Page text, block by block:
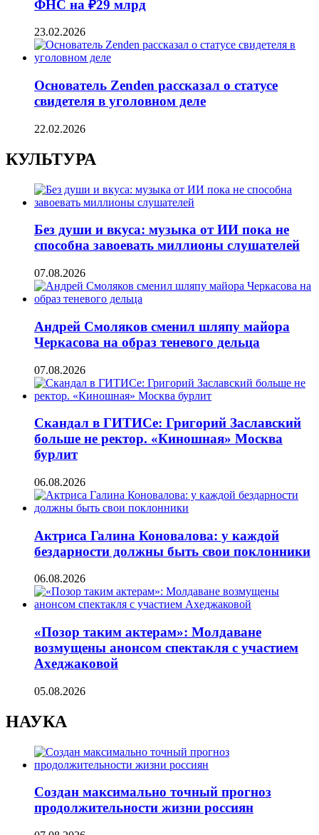
ФНС на ₽29 млрд
23.02.2026
Основатель Zenden рассказал о статусе
свидетеля в уголовном деле
22.02.2026
КУЛЬТУРА
Без души и вкуса: музыка от ИИ пока не
способна завоевать миллионы слушателей
07.08.2026
Андрей Смоляков сменил шляпу майора
Черкасова на образ теневого дельца
07.08.2026
Скандал в ГИТИСе: Григорий Заславский
больше не ректор. «Киношная» Москва
бурлит
06.08.2026
Актриса Галина Коновалова: у каждой
бездарности должны быть свои поклонники
06.08.2026
«Позор таким актерам»: Молдаване
возмущены анонсом спектакля с участием
Ахеджаковой
05.08.2026
НАУКА
Создан максимально точный прогноз
продолжительности жизни россиян